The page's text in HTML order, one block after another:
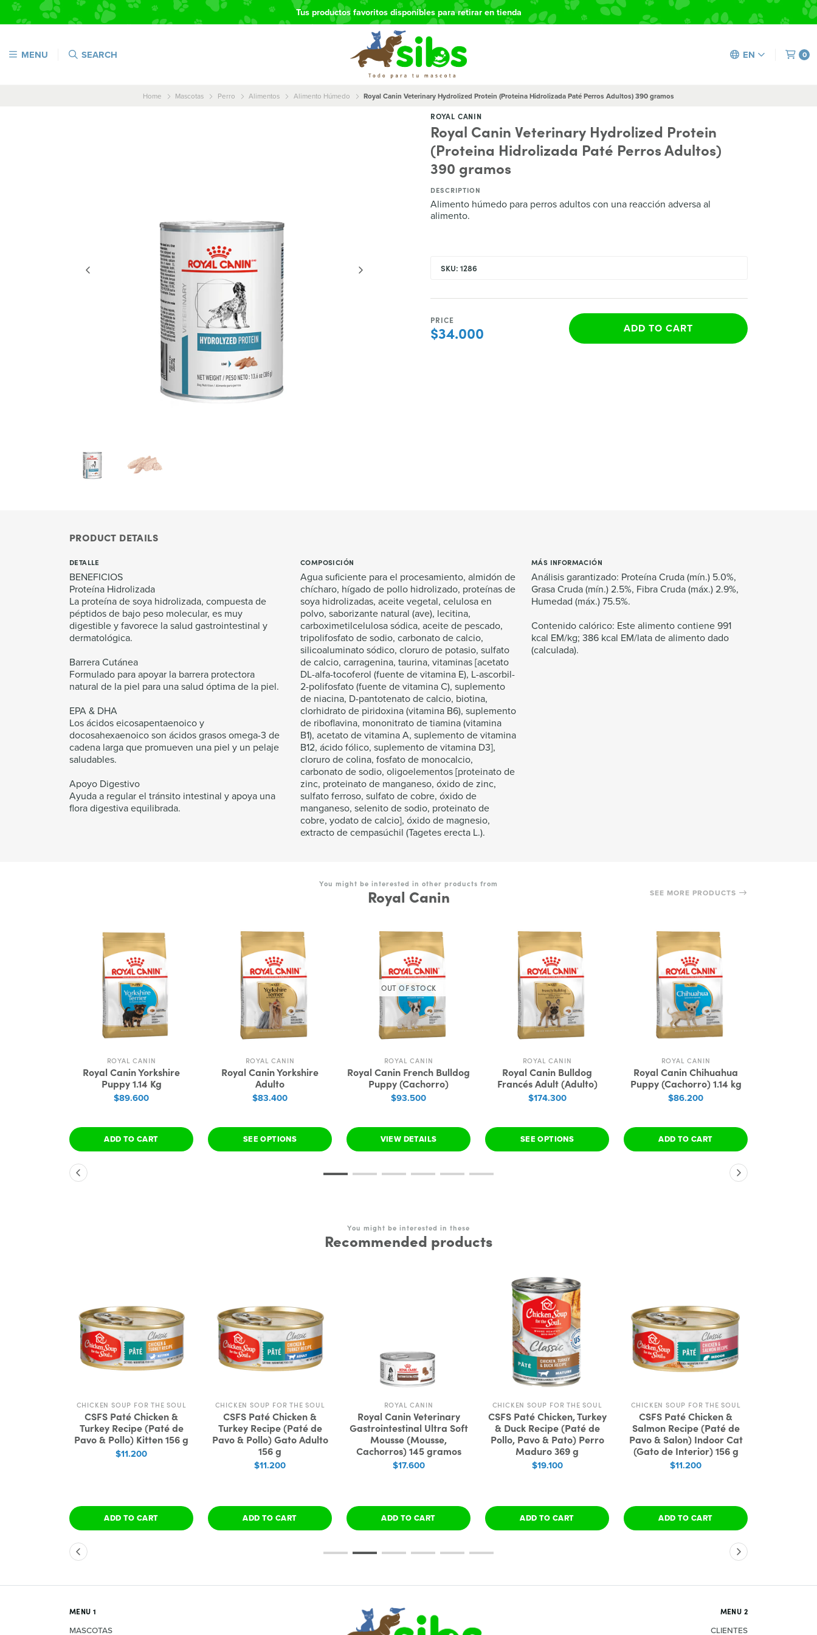
MENU SEARCH EN 0
Tus productos favoritos disponibles para retirar en tienda
Home Mascotas Perro Alimentos Alimento Húmedo
Royal Canin Veterinary Hydrolized Protein (Proteina Hidrolizada Paté Perros Adultos) 390 gramos
ROYAL CANIN
Royal Canin Veterinary Hydrolized Protein
(Proteina Hidrolizada Paté Perros Adultos)
390 gramos
DESCRIPTION
Alimento húmedo para perros adultos con una reacción adversa al
alimento.
SKU: 1286
PRICE
$34.000 ADD TO CART
PRODUCT DETAILS
DETALLE
BENEFICIOS
Proteína Hidrolizada
La proteína de soya hidrolizada, compuesta de
péptidos de bajo peso molecular, es muy
digestible y favorece la salud gastrointestinal y
dermatológica.
Barrera Cutánea
Formulado para apoyar la barrera protectora
natural de la piel para una salud óptima de la piel.
EPA & DHA
Los ácidos eicosapentaenoico y
docosahexaenoico son ácidos grasos omega-3 de
cadena larga que promueven una piel y un pelaje
saludables.
Apoyo Digestivo
Ayuda a regular el tránsito intestinal y apoya una
flora digestiva equilibrada.
COMPOSICIÓN
Agua suficiente para el procesamiento, almidón de
chícharo, hígado de pollo hidrolizado, proteínas de
soya hidrolizadas, aceite vegetal, celulosa en
polvo, saborizante natural (ave), lecitina,
carboximetilcelulosa sódica, aceite de pescado,
tripolifosfato de sodio, carbonato de calcio,
silicoaluminato sódico, cloruro de potasio, sulfato
de calcio, carragenina, taurina, vitaminas [acetato
DL-alfa-tocoferol (fuente de vitamina E), L-ascorbil-
2-polifosfato (fuente de vitamina C), suplemento
de niacina, D-pantotenato de calcio, biotina,
clorhidrato de piridoxina (vitamina B6), suplemento
de riboflavina, mononitrato de tiamina (vitamina
B1), acetato de vitamina A, suplemento de vitamina
B12, ácido fólico, suplemento de vitamina D3],
cloruro de colina, fosfato de monocalcio,
carbonato de sodio, oligoelementos [proteinato de
zinc, proteinato de manganeso, óxido de zinc,
sulfato ferroso, sulfato de cobre, óxido de
manganeso, selenito de sodio, proteinato de
cobre, yodato de calcio], óxido de magnesio,
extracto de cempasúchil (Tagetes erecta L.).
MÁS INFORMACIÓN
Análisis garantizado: Proteína Cruda (mín.) 5.0%,
Grasa Cruda (mín.) 2.5%, Fibra Cruda (máx.) 2.9%,
Humedad (máx.) 75.5%.
Contenido calórico: Este alimento contiene 991
kcal EM/kg; 386 kcal EM/lata de alimento dado
(calculada).
You might be interested in other products from
Royal Canin SEE MORE PRODUCTS
ROYAL CANIN
Royal Canin Yorkshire
Puppy 1.14 Kg
$89.600
ADD TO CART
ROYAL CANIN
Royal Canin Yorkshire
Adulto
$83.400
SEE OPTIONS
OUT OF STOCK
ROYAL CANIN
Royal Canin French Bulldog
Puppy (Cachorro)
$93.500
VIEW DETAILS
ROYAL CANIN
Royal Canin Bulldog
Francés Adult (Adulto)
$174.300
SEE OPTIONS
ROYAL CANIN
Royal Canin Chihuahua
Puppy (Cachorro) 1.14 kg
$86.200
ADD TO CART
You might be interested in these
Recommended products
CHICKEN SOUP FOR THE SOUL
CSFS Paté Chicken &
Turkey Recipe (Paté de
Pavo & Pollo) Kitten 156 g
$11.200
ADD TO CART
CHICKEN SOUP FOR THE SOUL
CSFS Paté Chicken &
Turkey Recipe (Paté de
Pavo & Pollo) Gato Adulto
156 g
$11.200
ADD TO CART
ROYAL CANIN
Royal Canin Veterinary
Gastrointestinal Ultra Soft
Mousse (Mousse,
Cachorros) 145 gramos
$17.600
ADD TO CART
CHICKEN SOUP FOR THE SOUL
CSFS Paté Chicken, Turkey
& Duck Recipe (Paté de
Pollo, Pavo & Pato) Perro
Maduro 369 g
$19.100
ADD TO CART
CHICKEN SOUP FOR THE SOUL
CSFS Paté Chicken &
Salmon Recipe (Paté de
Pavo & Salon) Indoor Cat
(Gato de Interior) 156 g
$11.200
ADD TO CART
MENU 1
MASCOTAS
MENU 2
CLIENTES